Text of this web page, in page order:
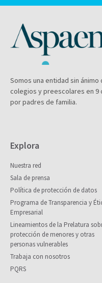
Somos una entidad sin
colegios y preescolares en 9
por padres de familia.
Explora
Nuestra red
Sala de prensa
Política de protección de datos
Programa de Transparencia y
Empresarial
Lineamientos de la Prelatura
protección de menores y otras
personas vulnerables
Trabaja con nosotros
PQRS